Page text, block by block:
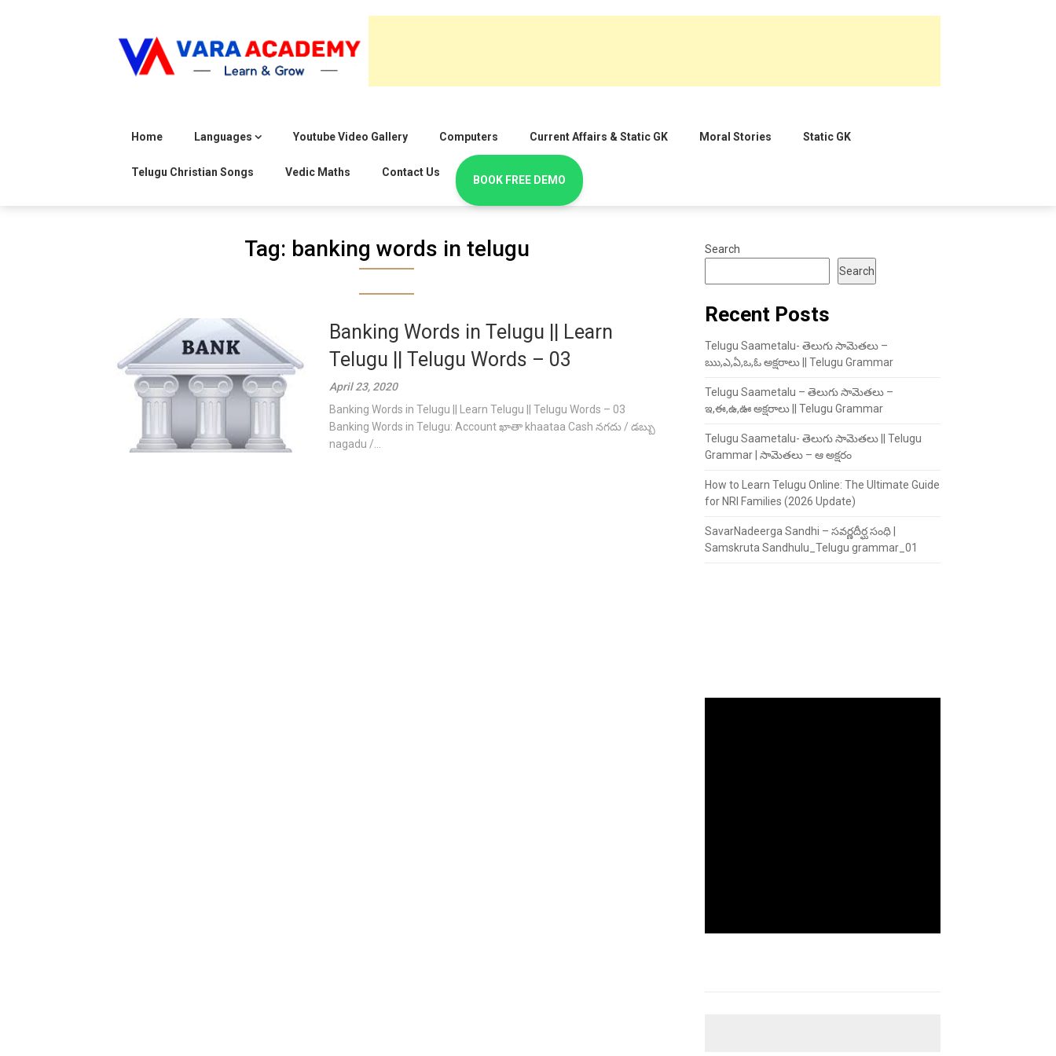
Home Languages Youtube Video Gallery Computers Current Affairs & Static GK Moral Stories Static GK
Telugu Christian Songs Vedic Maths Contact Us
BOOK FREE DEMO
Tag: banking words in telugu
Banking Words in Telugu || Learn
Telugu || Telugu Words – 03
April 23, 2020
Banking Words in Telugu || Learn Telugu || Telugu Words – 03
Banking Words in Telugu: Account ఖాతా khaataa Cash నగదు / డబ్బు
nagadu /...
Search
Search
Recent Posts
Telugu Saametalu- తెలుగు సామెతలు –
ఋ,ఎ,ఏ,ఒ,ఓ అక్షరాలు || Telugu Grammar
Telugu Saametalu – తెలుగు సామెతలు –
ఇ,ఈ,ఉ,ఊ అక్షరాలు || Telugu Grammar
Telugu Saametalu- తెలుగు సామెతలు || Telugu
Grammar | సామెతలు – ఆ అక్షరం
How to Learn Telugu Online: The Ultimate Guide
for NRI Families (2026 Update)
SavarNadeerga Sandhi – సవర్ణదీర్ఘ సంధి |
Samskruta Sandhulu_Telugu grammar_01